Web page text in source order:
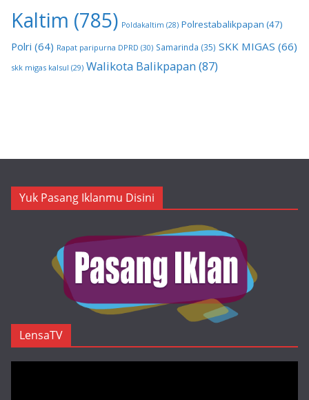
Kaltim (785) Poldakaltim (28) Polrestabalikpapan (47)
Polri (64) Rapat paripurna DPRD (30) Samarinda (35) SKK MIGAS (66)
skk migas kalsul (29) Walikota Balikpapan (87)
Yuk Pasang Iklanmu Disini
LensaTV